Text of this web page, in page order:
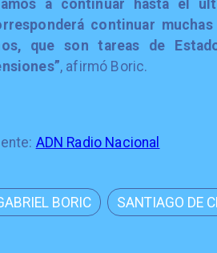
a continuar hasta el
continuar
que son tareas de
, afirmó Boric.
ADN Radio Nacional
BORIC SANTIAGO DE